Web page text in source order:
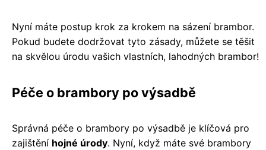
Nyní máte postup krok za krokem na sázení brambor.
Pokud budete dodržovat tyto zásady, můžete se těšit
na skvělou úrodu vašich vlastních, lahodných brambor!
Péče o brambory po výsadbě
Správná péče o brambory po výsadbě je klíčová pro
zajištění hojné úrody. Nyní, když máte své brambory